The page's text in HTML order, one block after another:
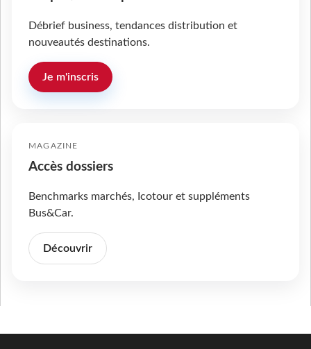
Débrief business, tendances distribution et
nouveautés destinations.
Je m'inscris
MAGAZINE
Accès dossiers
Benchmarks marchés, Icotour et suppléments
Bus&Car.
Découvrir